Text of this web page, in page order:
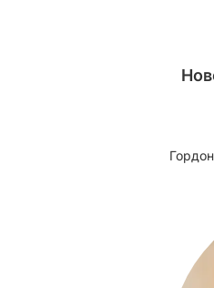
Гордон